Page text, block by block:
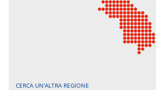
CERCA UN'ALTRA REGIONE